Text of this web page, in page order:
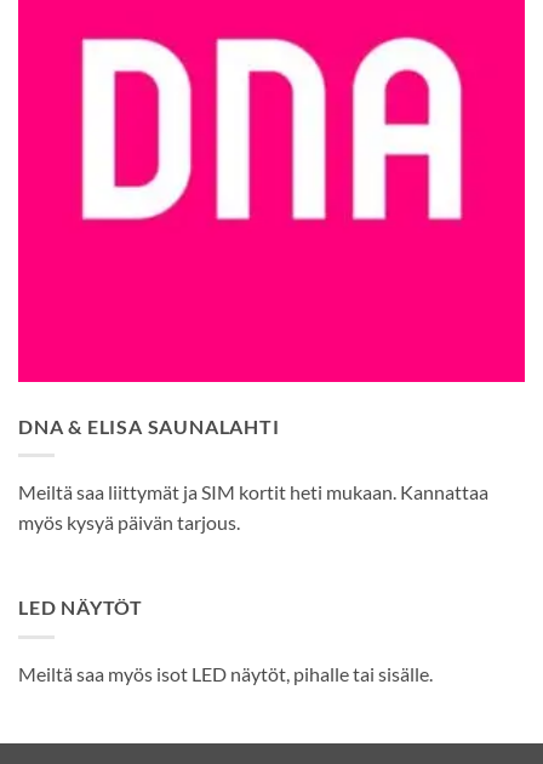
DNA & ELISA SAUNALAHTI
Meiltä saa liittymät ja SIM kortit heti mukaan. Kannattaa
myös kysyä päivän tarjous.
LED NÄYTÖT
Meiltä saa myös isot LED näytöt, pihalle tai sisälle.